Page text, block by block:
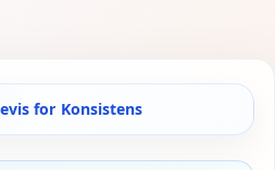
for Konsistens